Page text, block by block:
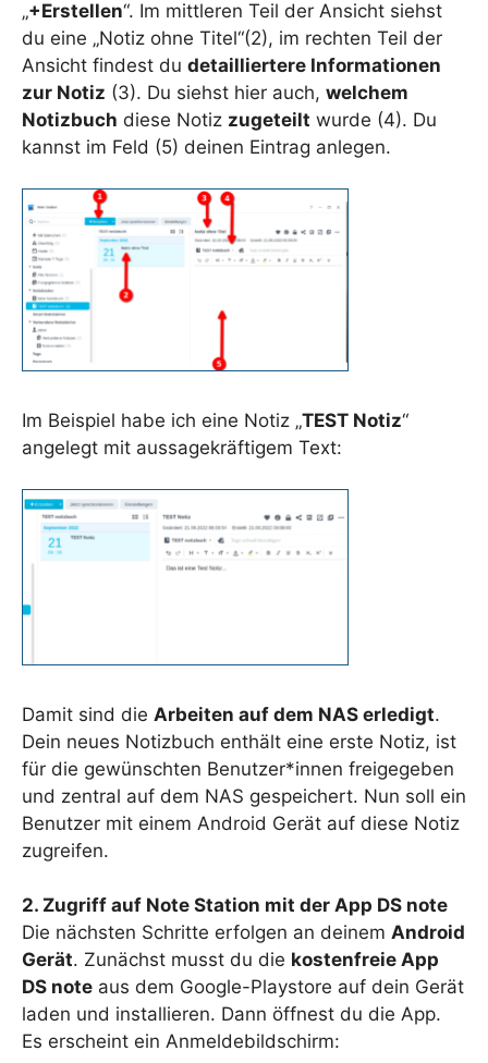
„+Erstellen“. Im mittleren Teil der Ansicht siehst
du eine „Notiz ohne Titel“(2), im rechten Teil der
Ansicht findest du detailliertere Informationen
zur Notiz (3). Du siehst hier auch, welchem
Notizbuch diese Notiz zugeteilt wurde (4). Du
kannst im Feld (5) deinen Eintrag anlegen.
Im Beispiel habe ich eine Notiz „TEST Notiz“
angelegt mit aussagekräftigem Text:
Damit sind die Arbeiten auf dem NAS erledigt.
Dein neues Notizbuch enthält eine erste Notiz, ist
für die gewünschten Benutzer*innen freigegeben
und zentral auf dem NAS gespeichert. Nun soll ein
Benutzer mit einem Android Gerät auf diese Notiz
zugreifen.
2. Zugriff auf Note Station mit der App DS note
Die nächsten Schritte erfolgen an deinem Android
Gerät. Zunächst musst du die kostenfreie App
DS note aus dem Google-Playstore auf dein Gerät
laden und installieren. Dann öffnest du die App.
Es erscheint ein Anmeldebildschirm: